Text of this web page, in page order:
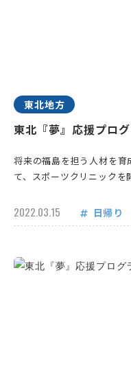
東北地方
東北『夢』応援プロ
将来の福島を担う人材を
て、スポーツクリニックを
2022.03.15 日帰り